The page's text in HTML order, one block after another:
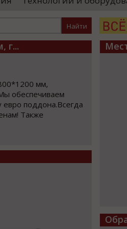
необходимые проверки, после
г...
мм,
обеспечиваем
евро поддона.Всегда
Также